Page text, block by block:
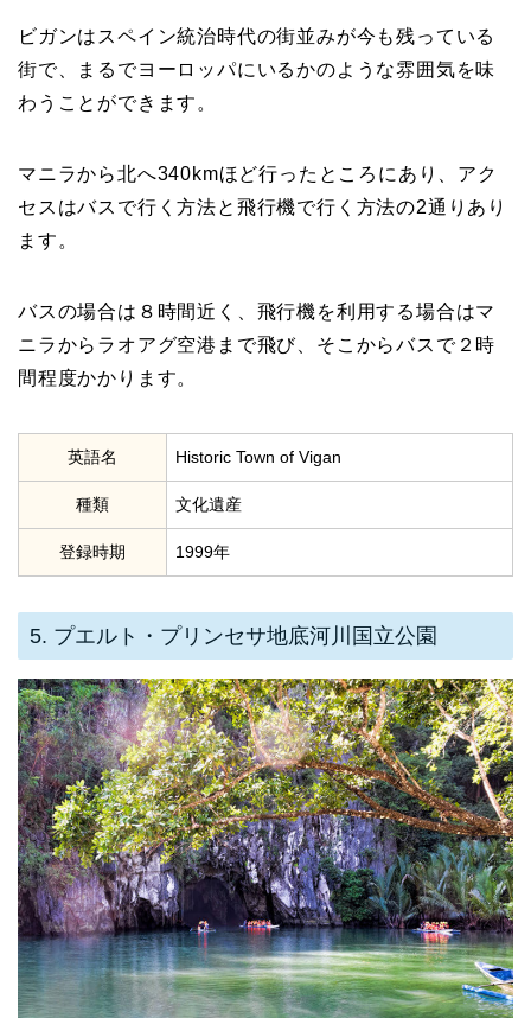
ビガンはスペイン統治時代の街並みが今も残っている
街で、まるでヨーロッパにいるかのような雰囲気を味
わうことができます。
マニラから北へ340kmほど行ったところにあり、アク
セスはバスで行く方法と飛行機で行く方法の2通りあり
ます。
バスの場合は８時間近く、飛行機を利用する場合はマ
ニラからラオアグ空港まで飛び、そこからバスで２時
間程度かかります。
英語名 Historic Town of Vigan
種類 文化遺産
登録時期 1999年
5. プエルト・プリンセサ地底河川国立公園